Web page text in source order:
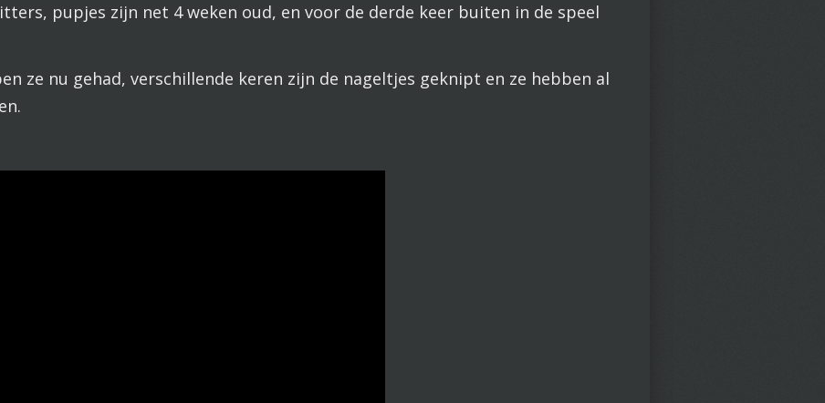
pupjes zijn net 4 weken oud, en voor de derde keer buiten in de speel
ze nu gehad, verschillende keren zijn de nageltjes geknipt en ze hebben al